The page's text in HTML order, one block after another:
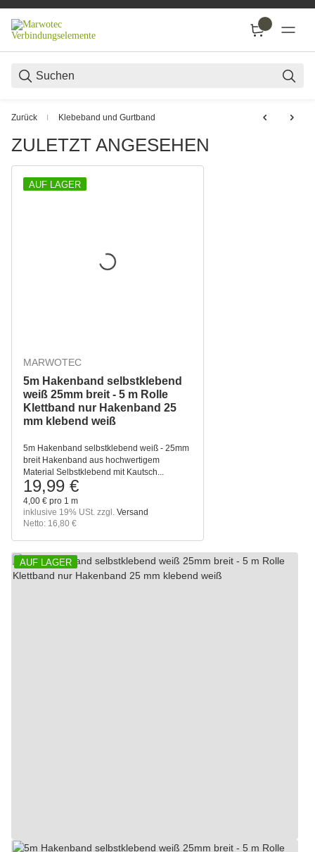
Zurück Klebeband und Gurtband
ZULETZT ANGESEHEN
AUF LAGER
MARWOTEC
5m Hakenband selbstklebend
weiß 25mm breit - 5 m Rolle
Klettband nur Hakenband 25
mm klebend weiß
5m Hakenband selbstklebend weiß - 25mm
breit Hakenband aus hochwertigem
Material Selbstklebend mit Kautsch...
19,99 €
4,00 € pro 1 m
inklusive 19% USt. zzgl. Versand
Netto: 16,80 €
AUF LAGER